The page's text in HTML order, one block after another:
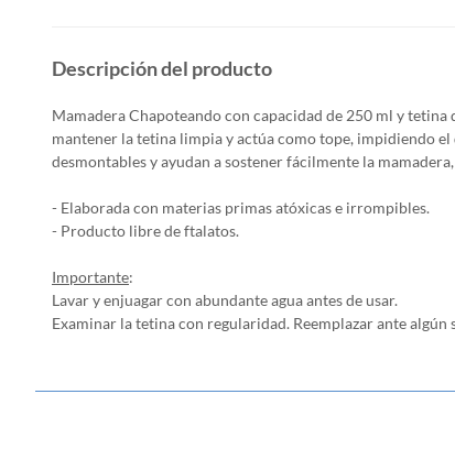
Descripción del producto
Mamadera Chapoteando con capacidad de 250 ml y tetina
mantener la tetina limpia y actúa como tope, impidiendo el
desmontables y ayudan a sostener fácilmente la
- Elaborada con materias primas atóxicas e irrompibles.
- Producto libre de ftalatos.
Importante:
Lavar y enjuagar con abundante agua antes de usar.
Examinar la tetina con regularidad. Reemplazar ante algún